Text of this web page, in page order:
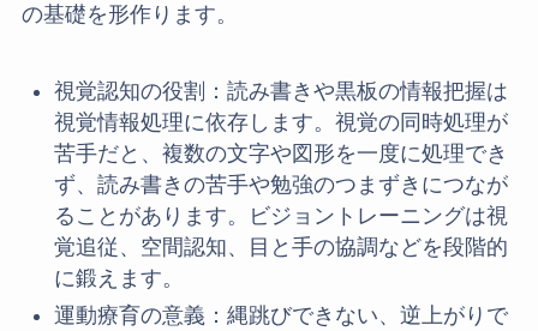
の基礎を形作ります。
視覚認知の役割：読み書きや黒板の情報把握は
視覚情報処理に依存します。視覚の同時処理が
苦手だと、複数の文字や図形を一度に処理でき
ず、読み書きの苦手や勉強のつまずきにつなが
ることがあります。ビジョントレーニングは視
覚追従、空間認知、目と手の協調などを段階的
に鍛えます。
運動療育の意義：縄跳びできない、逆上がりで